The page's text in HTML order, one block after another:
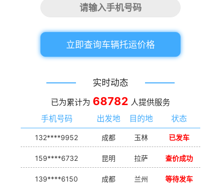
立即查询车辆托运价格
实时动态
已为累计为 68782 人提供服务
手机号码
出发地 目的地 状态
132****9952 成都 玉林 已发车
159****6732 昆明 拉萨 查价成功
139****6150 成都 兰州 等待发车